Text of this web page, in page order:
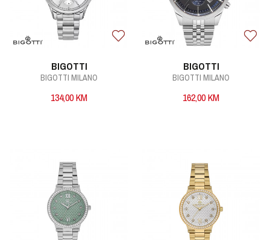
BIGOTTI
BIGOTTI MILANO
134,00KM
BIGOTTI
BIGOTTI MILANO
162,00KM